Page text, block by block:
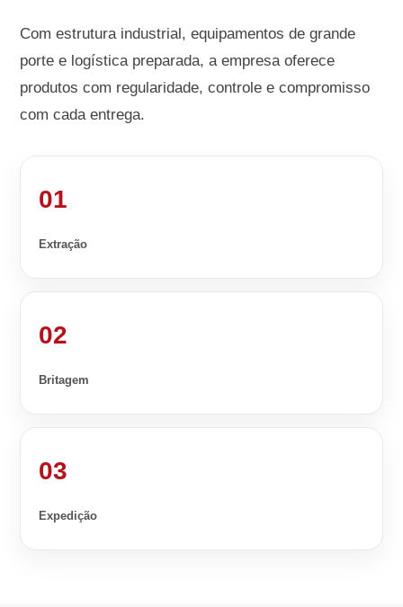
Com estrutura industrial, equipamentos de grande
porte e logística preparada, a empresa oferece
produtos com regularidade, controle e compromisso
com cada entrega.
01
Extração
02
Britagem
03
Expedição